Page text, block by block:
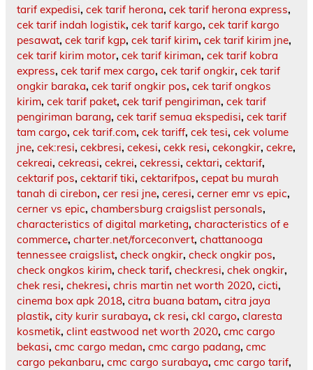
tarif expedisi, cek tarif herona, cek tarif herona express,
cek tarif indah logistik, cek tarif kargo, cek tarif kargo
pesawat, cek tarif kgp, cek tarif kirim, cek tarif kirim jne,
cek tarif kirim motor, cek tarif kiriman, cek tarif kobra
express, cek tarif mex cargo, cek tarif ongkir, cek tarif
ongkir baraka, cek tarif ongkir pos, cek tarif ongkos
kirim, cek tarif paket, cek tarif pengiriman, cek tarif
pengiriman barang, cek tarif semua ekspedisi, cek tarif
tam cargo, cek tarif.com, cek tariff, cek tesi, cek volume
jne, cek:resi, cekbresi, cekesi, cekk resi, cekongkir, cekre,
cekreai, cekreasi, cekrei, cekressi, cektari, cektarif,
cektarif pos, cektarif tiki, cektarifpos, cepat bu murah
tanah di cirebon, cer resi jne, ceresi, cerner emr vs epic,
cerner vs epic, chambersburg craigslist personals,
characteristics of digital marketing, characteristics of e
commerce, charter.net/forceconvert, chattanooga
tennessee craigslist, check ongkir, check ongkir pos,
check ongkos kirim, check tarif, checkresi, chek ongkir,
chek resi, chekresi, chris martin net worth 2020, cicti,
cinema box apk 2018, citra buana batam, citra jaya
plastik, city kurir surabaya, ck resi, ckl cargo, claresta
kosmetik, clint eastwood net worth 2020, cmc cargo
bekasi, cmc cargo medan, cmc cargo padang, cmc
cargo pekanbaru, cmc cargo surabaya, cmc cargo tarif,